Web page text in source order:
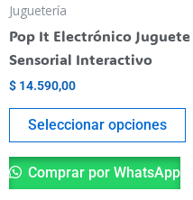
Juguetería
Pop It Electrónico Juguete
Sensorial Interactivo
$ 14.590,00
Seleccionar opciones
Comprar por WhatsApp